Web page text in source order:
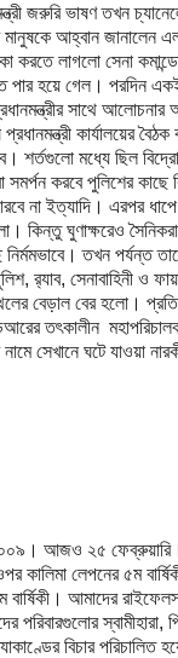
জরুরি ভাষণ তখন
মানুষকে আহ্বান জানালেন
লাগলো সেনা
পার হয়ে গেল। পরদিন একই
সাথে
কার্যালয়ের
শর্তগুলো মধ্যে ছিল
সমর্পন করবে পুলিশের
না ইত্যাদি। এরপর
কিন্তু ঘুণাক্ষরেও
নির্মমভাবে। তখন পর্যন্ত
র‍্যাব, সেনাবাহিনী ও
বেড়াল বের হলো।
তৎকালীন
সেখানে ঘটে যাওয়া
আজও ২৫
কালিমা লেপনের ৫ম
বার্ষিকী। আমাদের
পরিবারগুলোর স্বামীহারা,
বিচার